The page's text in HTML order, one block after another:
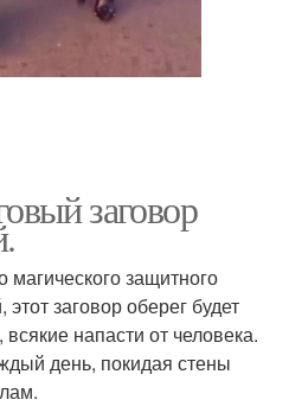
заговор
защитного
заговор оберег будет
напасти от человека.
день, покидая стены